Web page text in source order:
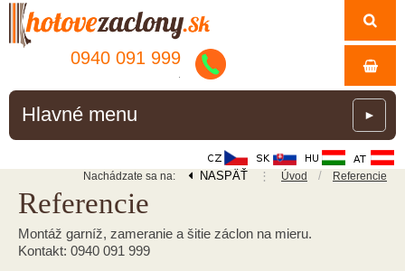
0940 091 999
Hlavné menu ►
Nachádzate sa na: NASPÄŤ ⋮ Úvod / Referencie
Referencie
Montáž garníž, zameranie a šitie záclon na mieru.
Kontakt: 0940 091 999